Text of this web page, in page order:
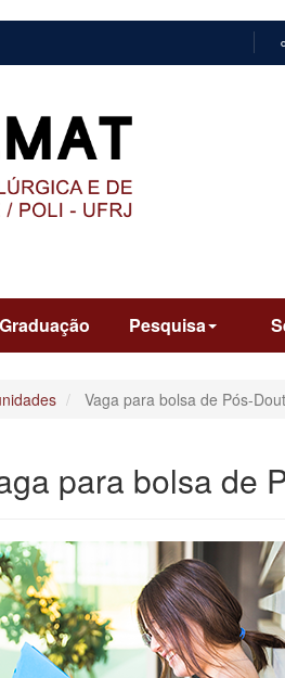
Pesquisa
Vaga para bolsa de Pós-
para bolsa de